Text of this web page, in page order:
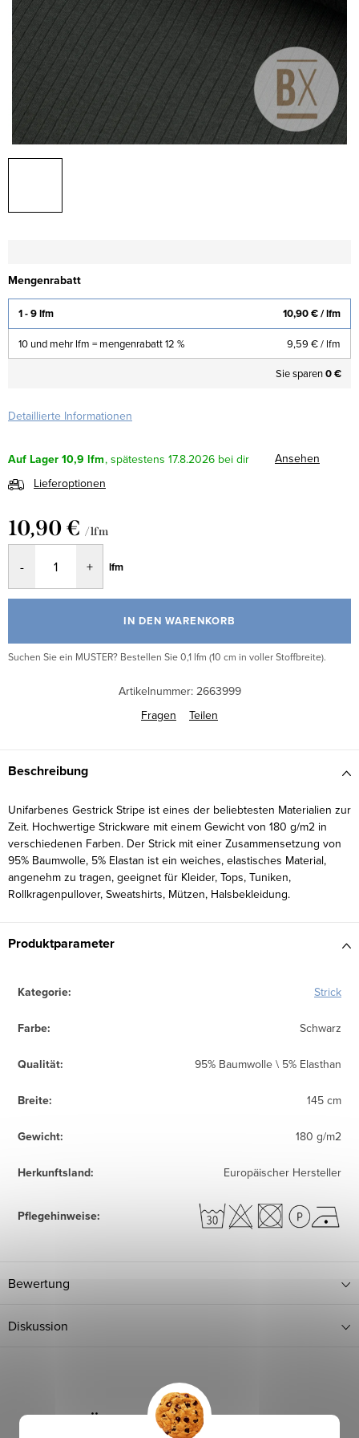
Mengenrabatt
1 - 9 lfm 10,90 €/ lfm
10 und mehr lfm = mengenrabatt 12 % 9,59 €/ lfm
Sie sparen0 €
Detaillierte Informationen
Auf Lager10,9 lfm 17.8.2026
Ansehen
Lieferoptionen
10,90 € / lfm
lfm
IN DEN WARENKORB
Suchen Sie ein MUSTER? Bestellen Sie 0,1 lfm (10 cm in voller Stoffbreite).
Artikelnummer: 2663999
Fragen
Teilen
Beschreibung
Unifarbenes Gestrick Stripe ist eines der beliebtesten Materialien zur
Zeit. Hochwertige Strickware mit einem Gewicht von 180 g/m2 in
verschiedenen Farben. Der Strick mit einer Zusammensetzung von
95% Baumwolle, 5% Elastan ist ein weiches, elastisches Material,
angenehm zu tragen, geeignet für Kleider, Tops, Tuniken,
Rollkragenpullover, Sweatshirts, Mützen, Halsbekleidung.
Produktparameter
Kategorie: Strick
Farbe: Schwarz
Qualität: 95% Baumwolle \ 5% Elasthan
Breite: 145 cm
Gewicht: 180 g/m2
Herkunftsland: Europäischer Hersteller
Pflegehinweise:
Bewertung
Diskussion